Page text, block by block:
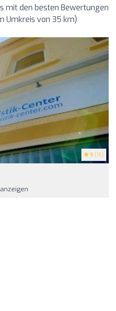
mit den besten Bewertungen
Umkreis von 35 km)
5 (15)